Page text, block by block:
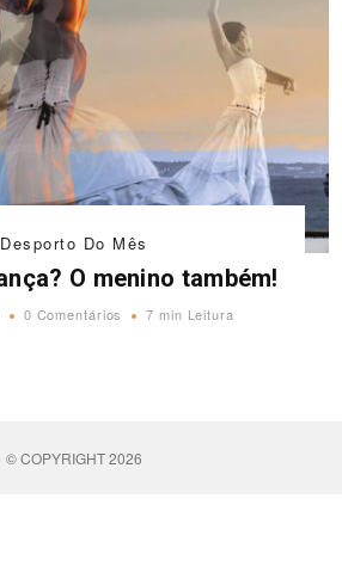
Desporto Do Mês
O menino também!
0 Comentários 7 min Leitura
© COPYRIGHT 2026